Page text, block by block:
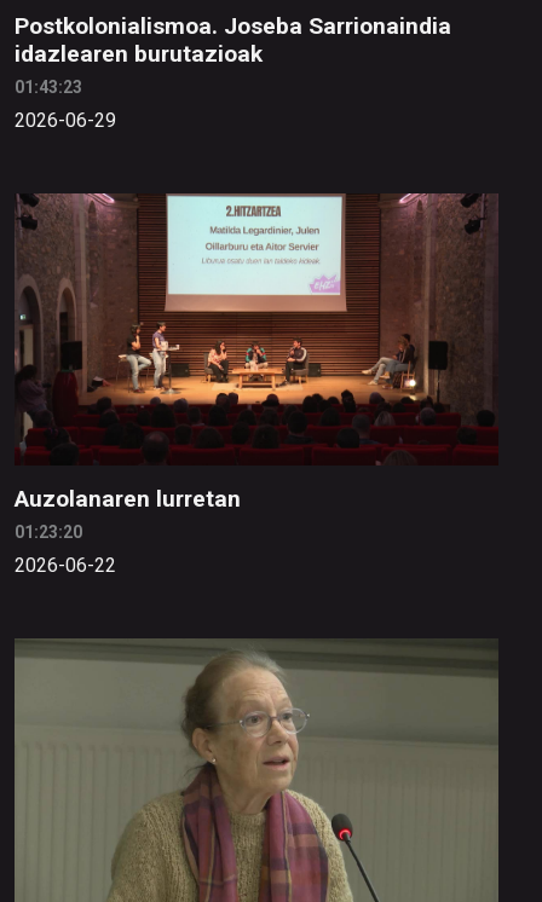
Postkolonialismoa. Joseba Sarrionaindia
idazlearen burutazioak
01:43:23
2026-06-29
Auzolanaren lurretan
01:23:20
2026-06-22